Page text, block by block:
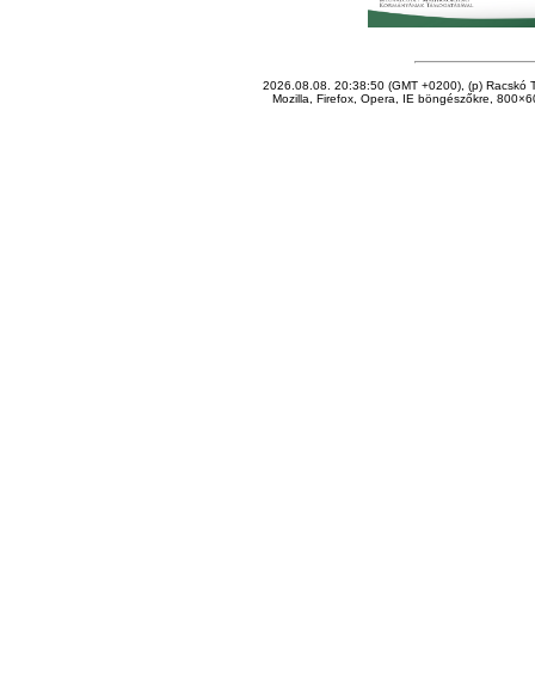
2026.08.08. 20:38:50 (GMT +0200), (p) Racskó
Mozilla, Firefox, Opera, IE böngészőkre,